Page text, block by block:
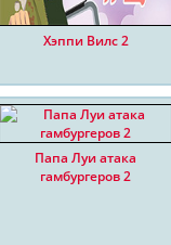
Хэппи Вилс 2
Папа Луи атака
гамбургеров 2